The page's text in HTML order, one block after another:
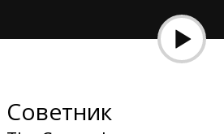
Клуб
Советник